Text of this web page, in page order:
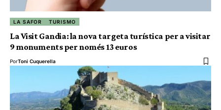
LA SAFOR TURISMO
La Visit Gandia: la nova targeta turística per a visitar
9 monuments per només 13 euros
PorToni Cuquerella